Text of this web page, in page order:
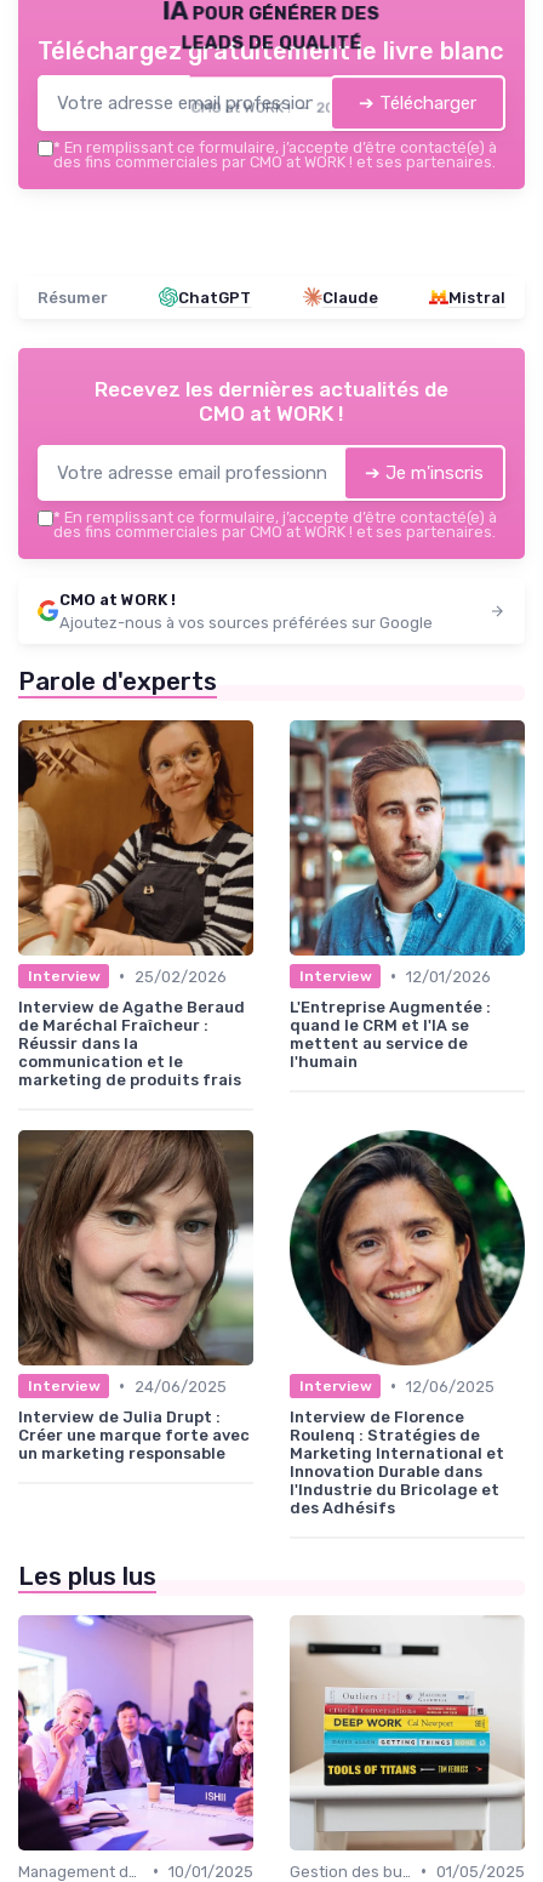
IA pour générer des
leads de qualité
CMO at WORK ! — 2026
Téléchargez gratuitement le livre blanc
➔ Télécharger
* En remplissant ce formulaire, j’accepte d’être contacté(e) à
des fins commerciales par CMO at WORK ! et ses partenaires.
Résumer ChatGPT Claude Mistral
Recevez les dernières actualités de
CMO at WORK !
➔ Je m'inscris
* En remplissant ce formulaire, j’accepte d’être contacté(e) à
des fins commerciales par CMO at WORK ! et ses partenaires.
CMO at WORK !
Ajoutez-nous à vos sources préférées sur Google
Parole d'experts
Interview •
25/02/2026
Interview de Agathe Beraud
de Maréchal Fraîcheur :
Réussir dans la
communication et le
marketing de produits frais
Interview • 12/01/2026
L'Entreprise Augmentée :
quand le CRM et l'IA se
mettent au service de
l'humain
Interview •
24/06/2025
Interview de Julia Drupt :
Créer une marque forte avec
un marketing responsable
Interview • 12/06/2025
Interview de Florence
Roulenq : Stratégies de
Marketing International et
Innovation Durable dans
l'Industrie du Bricolage et
des Adhésifs
Les plus lus
• 10/01/2025 • 01/05/2025